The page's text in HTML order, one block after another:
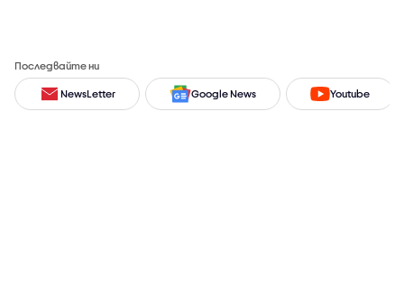
Последвайте ни
NewsLetter Google News Youtube